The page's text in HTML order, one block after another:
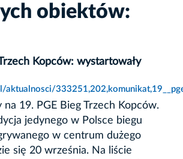
obiektów:
Kopców: wystartowały
aktualnosci/
na 19. PGE Bieg Trzech Kopców.
jedynego w Polsce biegu
w centrum dużego
się 20 września. Na liście